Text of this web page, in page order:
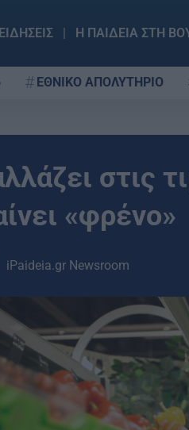
ΕΙΔΗΣΕΙΣ Η ΠΑΙΔΕΙΑ ΣΤΗ
ΕΘΝΙΚΟ ΑΠΟΛΥΤΗΡΙΟ
στις
«φρένο»
iPaideia.gr Newsroom